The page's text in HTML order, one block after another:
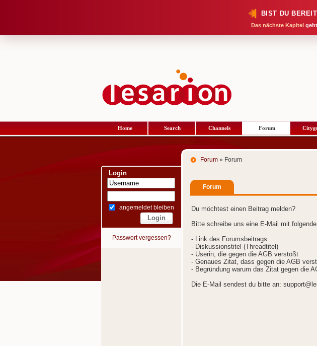
BIST DU
Das nächste Kapitel
Home Search Channels Forum
Login
angemeldet bleiben
Passwort vergessen?
Forum » Forum
Forum
Du möchtest einen Beitrag melden?
Bitte schreibe uns eine E-Mail mit
- Link des Forumsbeitrags
- Diskussionstitel (Threadtitel)
- Userin, die gegen die AGB verstößt
- Genaues Zitat, dass gegen die AGB
- Begründung warum das Zitat gegen die
Die E-Mail sendest du bitte an: